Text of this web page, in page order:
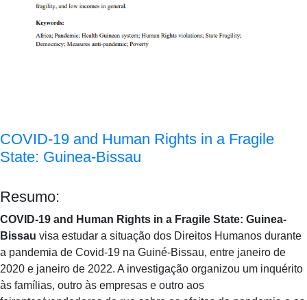
COVID-19 and Human Rights in a Fragile
State: Guinea-Bissau
Resumo:
COVID-19 and Human Rights in a Fragile State: Guinea-
Bissau visa estudar a situação dos Direitos Humanos durante
a pandemia de Covid-19 na Guiné-Bissau, entre janeiro de
2020 e janeiro de 2022. A investigação organizou um inquérito
às famílias, outro às empresas e outro aos